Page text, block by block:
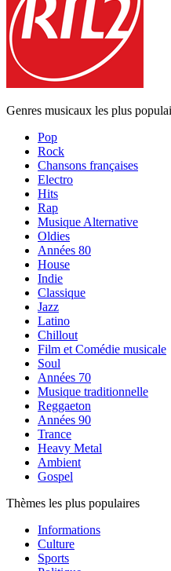
Genres musicaux les plus
Pop
Rock
Chansons françaises
Electro
Hits
Rap
Musique Alternative
Oldies
Années 80
House
Indie
Classique
Jazz
Latino
Chillout
Film et Comédie musicale
Soul
Années 70
Musique traditionnelle
Reggaeton
Années 90
Trance
Heavy Metal
Ambient
Gospel
Thèmes les plus populaires
Informations
Culture
Sports